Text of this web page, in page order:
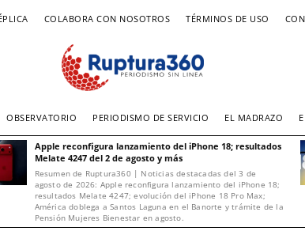
COLABORA CON NOSOTROS TÉRMINOS DE USO
OBSERVATORIO PERIODISMO DE SERVICIO EL MADRAZO
Apple reconfigura lanzamiento del iPhone 18; resultados
Melate 4247 del 2 de agosto y más
Resumen de Ruptura360 | Noticias destacadas del 3 de
agosto de 2026: Apple reconfigura lanzamiento del iPhone 18;
resultados Melate 4247; evolución del iPhone 18 Pro Max;
América doblega a Santos Laguna en el Banorte y trámite de la
Pensión Mujeres Bienestar en agosto.